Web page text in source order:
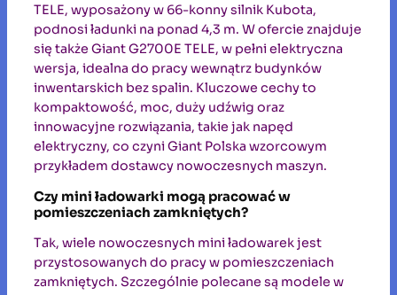
TELE, wyposażony w 66-konny silnik Kubota,
podnosi ładunki na ponad 4,3 m. W ofercie znajduje
się także Giant G2700E TELE, w pełni elektryczna
wersja, idealna do pracy wewnątrz budynków
inwentarskich bez spalin. Kluczowe cechy to
kompaktowość, moc, duży udźwig oraz
innowacyjne rozwiązania, takie jak napęd
elektryczny, co czyni Giant Polska wzorcowym
przykładem dostawcy nowoczesnych maszyn.
Czy mini ładowarki mogą pracować w
pomieszczeniach zamkniętych?
Tak, wiele nowoczesnych mini ładowarek jest
przystosowanych do pracy w pomieszczeniach
zamkniętych. Szczególnie polecane są modele w